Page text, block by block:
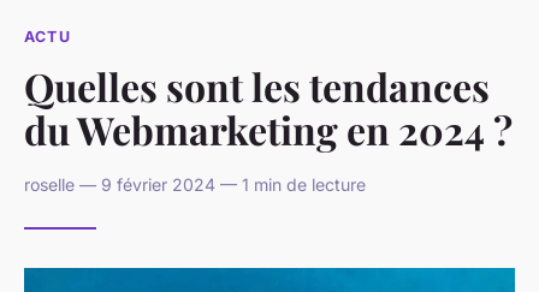
ACTU
Quelles sont les tendances
du Webmarketing en 2024 ?
roselle — 9 février 2024 — 1 min de lecture